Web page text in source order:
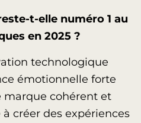
t-elle numéro 1 au
en 2025 ?
technologique
émotionnelle forte
marque cohérent et
créer des expériences